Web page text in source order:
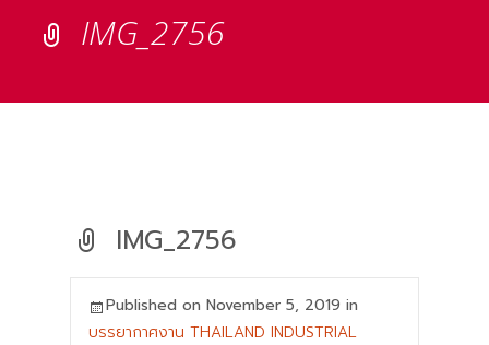
IMG_2756
IMG_2756
Published on November 5, 2019 in
บรรยากาศงาน THAILAND INDUSTRIAL